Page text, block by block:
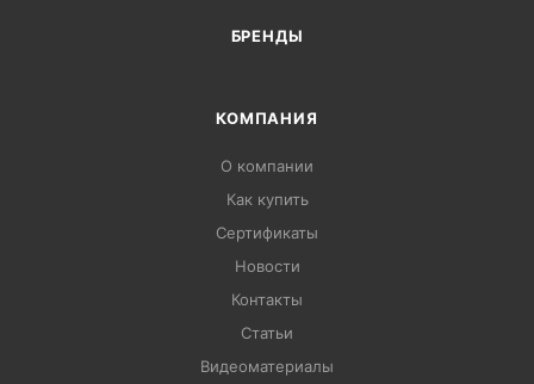
БРЕНДЫ
КОМПАНИЯ
О компании
Как купить
Сертификаты
Новости
Контакты
Статьи
Видеоматериалы